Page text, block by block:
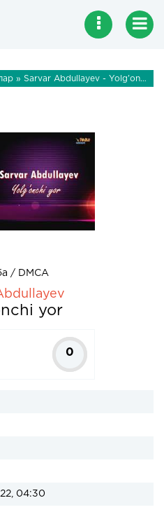
» Sarvar Abdullayev - Yolg'onchi yor
/ DMCA
yor
0
04:30